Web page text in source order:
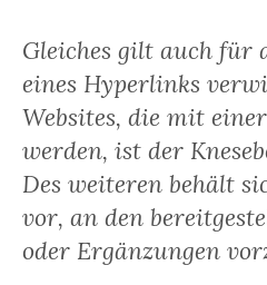
Gleiches gilt auch für
eines Hyperlinks
Websites, die mit
werden, ist der
Des weiteren behält
vor, an den
oder Ergänzungen